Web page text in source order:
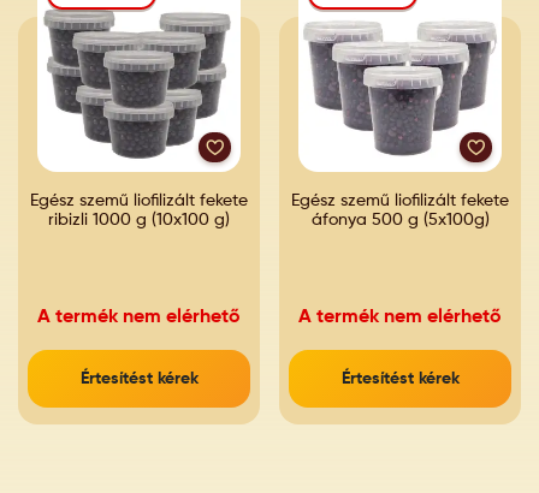
Egész szemű liofilizált fekete
ribizli 1000 g (10x100 g)
A termék nem elérhető
Értesítést kérek
Egész szemű liofilizált fekete
áfonya 500 g (5x100g)
A termék nem elérhető
Értesítést kérek